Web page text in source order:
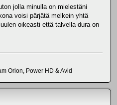
jolla minulla on mielestäni
voisi pärjätä melkein yhtä
oikeasti että talvella dura on
Orion, Power HD & Avid